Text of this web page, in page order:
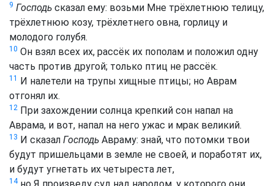
9 Господь сказал ему: возьми Мне трёхлетнюю телицу,
трёхлетнюю козу, трёхлетнего овна, горлицу и
молодого голубя.
10 Он взял всех их, рассёк их пополам и положил одну
часть против другой; только птиц не рассёк.
11 И налетели на трупы хищные птицы; но Аврам
отгонял их.
12 При захождении солнца крепкий сон напал на
Аврама, и вот, напал на него ужас и мрак великий.
13 И сказал Господь Авраму: знай, что потомки твои
будут пришельцами в земле не своей, и поработят их,
и будут угнетать их четыреста лет,
14